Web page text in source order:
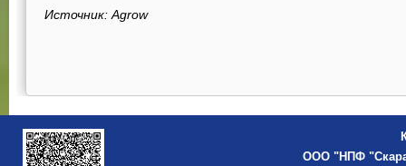
Источник: Agrow
ООО "НПФ